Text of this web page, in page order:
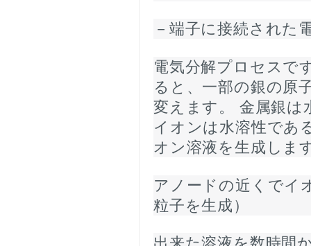
－端子に接続された
電気分解プロセスで
ると、一部の銀の原
変えます。 金属銀は
イオンは水溶性であ
オン溶液を生成しま
アノードの近くでイ
粒子を生成）